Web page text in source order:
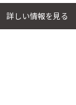
詳しい情報を見る